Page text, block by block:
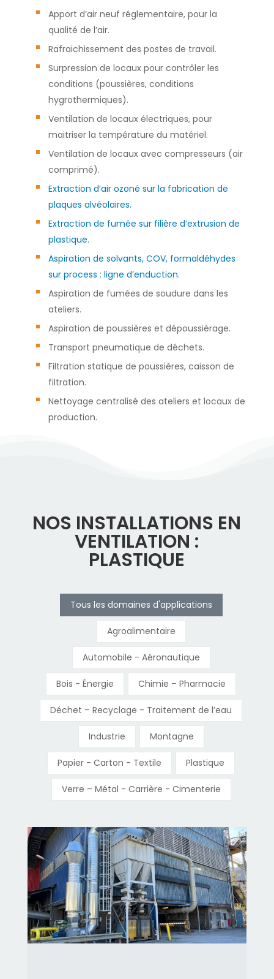
Apport d’air neuf réglementaire, pour la
qualité de l’air.
Rafraichissement des postes de travail.
Surpression de locaux pour contrôler les
conditions (poussières, conditions
hygrothermiques).
Ventilation de locaux électriques, pour
maitriser la température du matériel.
Ventilation de locaux avec compresseurs (air
comprimé).
Extraction d’air ozoné sur la fabrication de
plaques alvéolaires.
Extraction de fumée sur filière d’extrusion de
plastique.
Aspiration de solvants, COV, formaldéhydes
sur process : ligne d’enduction.
Aspiration de fumées de soudure dans les
ateliers.
Aspiration de poussières et dépoussiérage.
Transport pneumatique de déchets.
Filtration statique de poussières, caisson de
filtration.
Nettoyage centralisé des ateliers et locaux de
production.
NOS INSTALLATIONS EN
VENTILATION :
PLASTIQUE
Tous les domaines d'applications
Agroalimentaire
Automobile - Aéronautique
Bois - Énergie Chimie – Pharmacie
Déchet – Recyclage - Traitement de l’eau
Industrie Montagne
Papier - Carton - Textile Plastique
Verre – Métal - Carrière - Cimenterie